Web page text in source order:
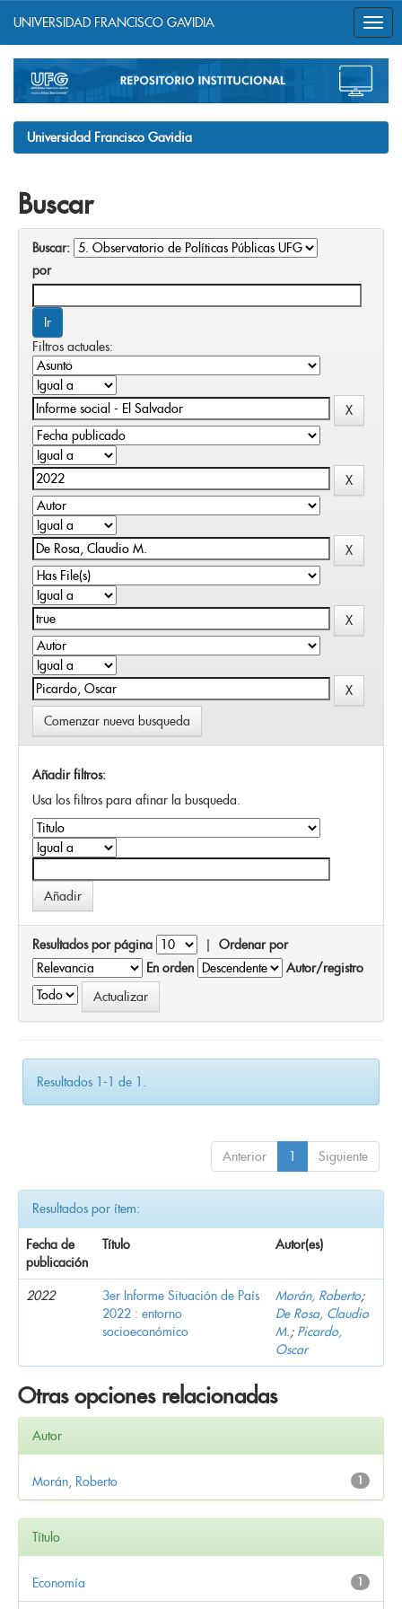
navigation
UNIVERSIDAD FRANCISCO GAVIDIA
Universidad Francisco Gavidia
Buscar
Buscar:
por
Filtros actuales:
Comenzar nueva busqueda
Añadir filtros:
Usa los filtros para afinar la busqueda.
Resultados por página | Ordenar por
En orden
Autor/registro
Resultados 1-1 de 1.
Anterior 1 Siguiente
Resultados por ítem:
Fecha de
publicación
Título Autor(es)
2022
3er Informe Situación de País
2022 : entorno
socioeconómico
Morán, Roberto;
De Rosa, Claudio
M.; Picardo,
Oscar
Otras opciones relacionadas
Autor
1
Morán, Roberto
Título
1
Economía